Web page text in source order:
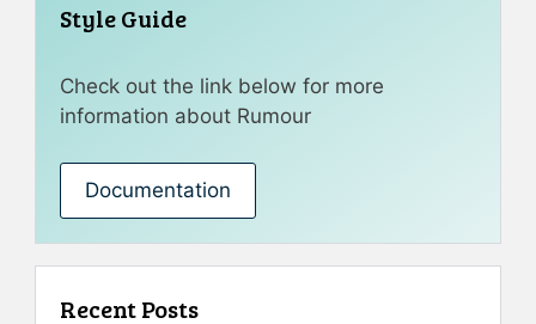
Style Guide
Check out the link below for more
information about Rumour
Documentation
Recent Posts